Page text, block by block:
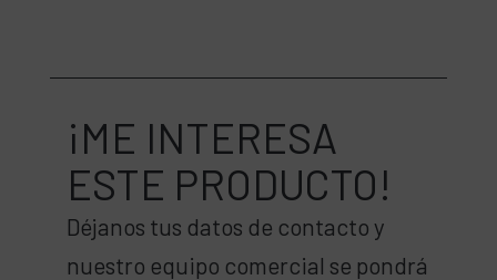
¡ME INTERESA
ESTE PRODUCTO!
Déjanos tus datos de contacto y
nuestro equipo comercial se pondrá